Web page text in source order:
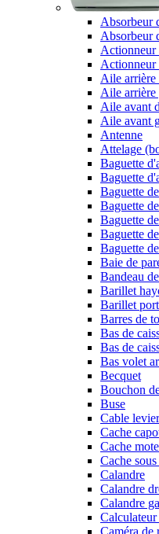
Absorbeur
Absorbeur
Actionneur
Actionneur
Aile arrière
Aile arrière
Aile avant
Aile avant
Antenne
Attelage
Baguette
Baguette
Baguette
Baguette
Baguette
Baguette
Baguette
Baie de
Bandeau
Barillet
Barillet
Barres de
Bas de
Bas de
Bas volet
Becquet
Bouchon
Buse
Cable
Cache
Cache
Cache
Calandre
Calandre
Calandre
Caméra de